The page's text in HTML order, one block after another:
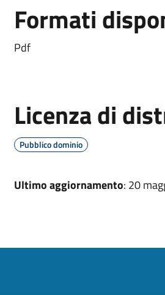
Formati
Pdf
Licenza di
Pubblico dominio
Ultimo aggiornamento: 20